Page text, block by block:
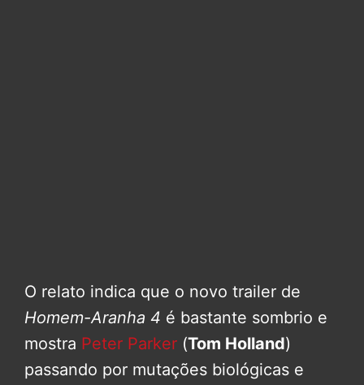
O relato indica que o novo trailer de
Homem-Aranha 4 é bastante sombrio e
mostra Peter Parker (Tom Holland)
passando por mutações biológicas e